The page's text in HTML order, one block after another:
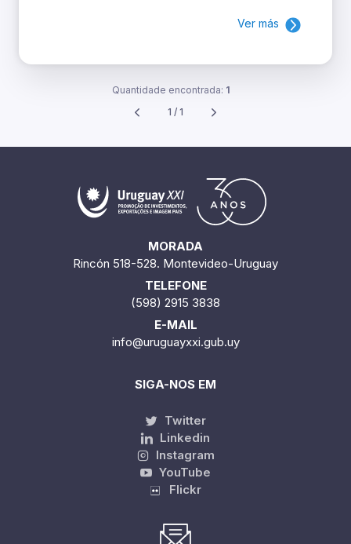
Ver más
Quantidade encontrada: 1
1 / 1
MORADA
Rincón 518-528. Montevideo-Uruguay
TELEFONE
(598) 2915 3838
E-MAIL
info@uruguayxxi.gub.uy
SIGA-NOS EM
Twitter
Linkedin
Instagram
YouTube
Flickr